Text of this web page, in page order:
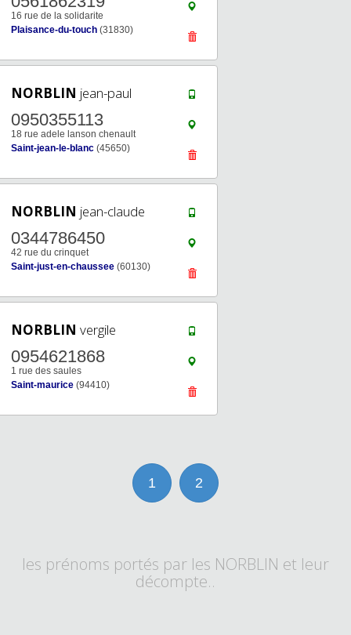
16 rue de la solidarite
Plaisance-du-touch (31830)
NORBLIN jean-paul
0950355113
18 rue adele lanson chenault
Saint-jean-le-blanc (45650)
NORBLIN jean-claude
0344786450
42 rue du crinquet
Saint-just-en-chaussee (60130)
NORBLIN vergile
0954621868
1 rue des saules
Saint-maurice (94410)
1 2
les prénoms portés par les NORBLIN et leur
décompte..